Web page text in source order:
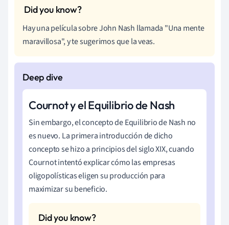
Hay una película sobre John Nash llamada "Una mente
maravillosa", y te sugerimos que la veas.
Cournot y el Equilibrio de Nash
Sin embargo, el concepto de Equilibrio de Nash no
es nuevo. La primera introducción de dicho
concepto se hizo a principios del siglo XIX, cuando
Cournot intentó explicar cómo las empresas
oligopolísticas eligen su producción para
maximizar su beneficio.